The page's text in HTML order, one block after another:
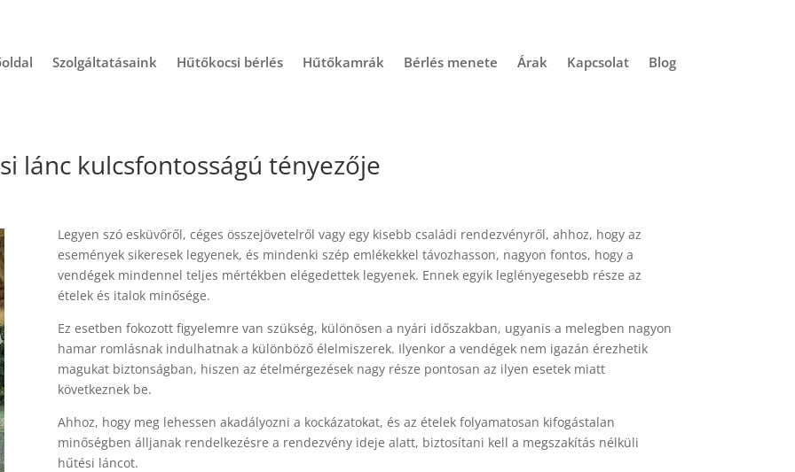
Szolgáltatásaink Hűtőkocsi bérlés Hűtőkamrák Bérlés menete Árak Kapcsolat Blog
lánc kulcsfontosságú tényezője
Legyen szó esküvőről, céges összejövetelről vagy egy kisebb családi rendezvényről, ahhoz, hogy az
események sikeresek legyenek, és mindenki szép emlékekkel távozhasson, nagyon fontos, hogy a
vendégek mindennel teljes mértékben elégedettek legyenek. Ennek egyik leglényegesebb része az
ételek és italok minősége.
Ez esetben fokozott figyelemre van szükség, különösen a nyári időszakban, ugyanis a melegben nagyon
hamar romlásnak indulhatnak a különböző élelmiszerek. Ilyenkor a vendégek nem igazán érezhetik
magukat biztonságban, hiszen az ételmérgezések nagy része pontosan az ilyen esetek miatt
következnek be.
Ahhoz, hogy meg lehessen akadályozni a kockázatokat, és az ételek folyamatosan kifogástalan
minőségben álljanak rendelkezésre a rendezvény ideje alatt, biztosítani kell a megszakítás nélküli
hűtési láncot.